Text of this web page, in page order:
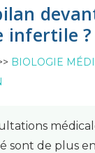
infertile ?
BIOLOGIE
sont de plus